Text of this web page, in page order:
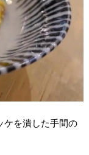
ケを潰した手間の